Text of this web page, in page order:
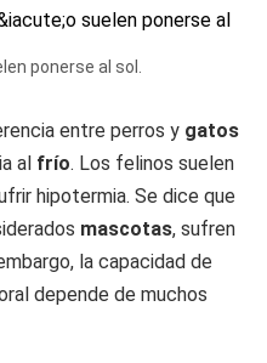
ponerse al sol.
entre perros y gatos
al frío. Los felinos suelen
hipotermia. Se dice que
mascotas, sufren
la capacidad de
depende de muchos